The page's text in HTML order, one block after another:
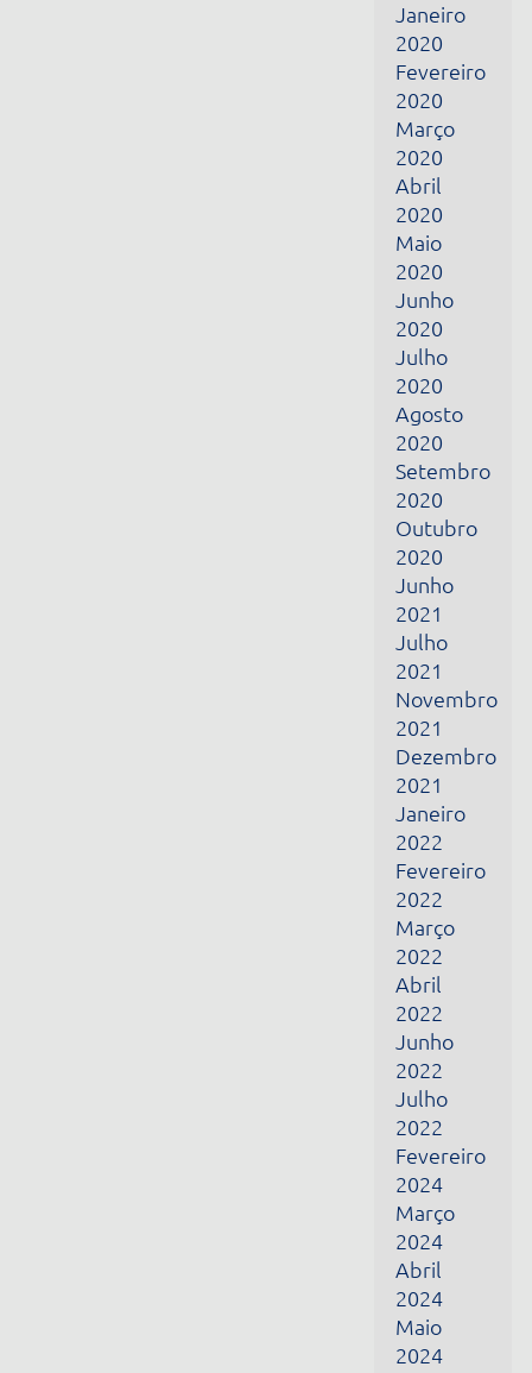
Junho
2020
Julho
2020
Agosto
2020
Setembro
2020
Outubro
2020
Junho
2021
Julho
2021
Novembro
2021
Dezembro
2021
Janeiro
2022
Fevereiro
Março
2022
Abril
2022
Junho
2022
Julho
2022
Fevereiro
2024
Março
2024
Abril
2024
Maio
2024
Junho
Fevereiro
Março
2025
Abril
2025
Maio
2025
Dezembro
2025
Janeiro
2026